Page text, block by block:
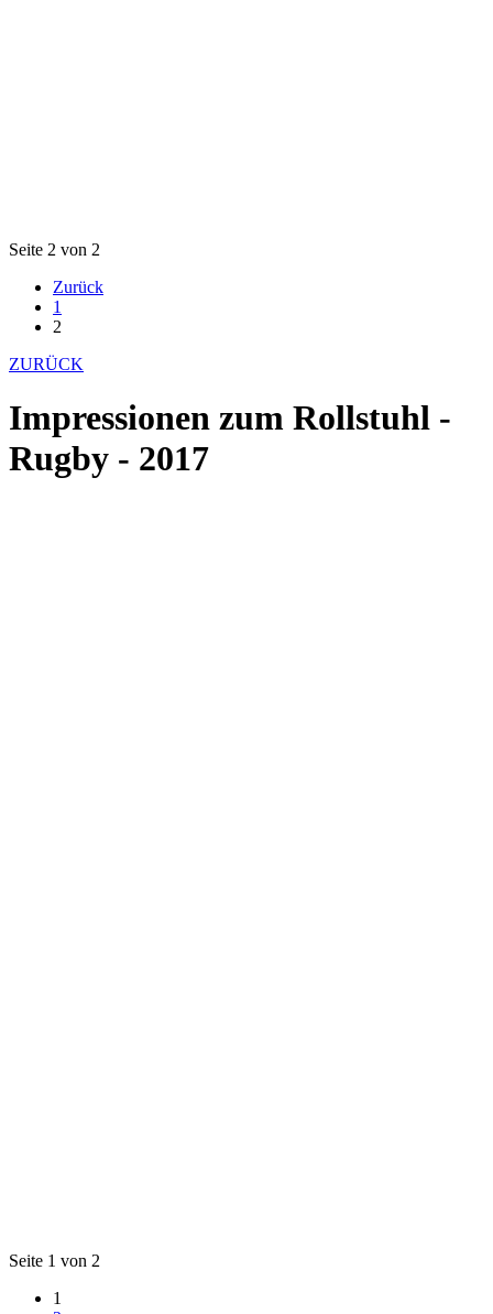
Seite 2 von 2
Zurück
1
2
ZURÜCK
Impressionen zum Rollstuhl -
Rugby - 2017
Seite 1 von 2
1